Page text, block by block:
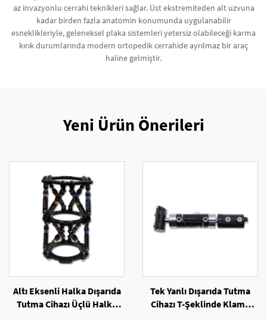
az invazyonlu cerrahi teknikleri sağlar. Üst ekstremiteden alt uzvuna
kadar birden fazla anatomin konumunda uygulanabilir
esneklikleriyle, geleneksel plaka sistemleri yetersiz olabileceği karma
kırık durumlarında modern ortopedik cerrahide ayrılmaz bir araç
haline gelmiştir.
Yeni Ürün Önerileri
Altı Eksenli Halka Dışarıda
Tutma Cihazı Üçlü Halka
Tek Yanlı Dışarıda Tutma
Cihazı T-Şeklinde Klamp